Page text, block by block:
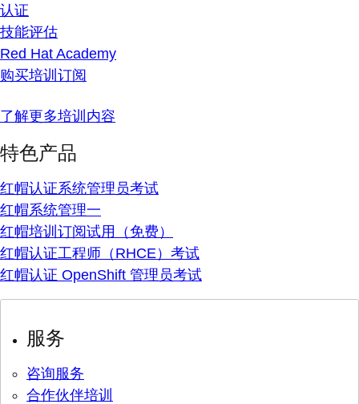
认证
技能评估
Red Hat Academy
购买培训订阅
了解更多培训内容
特色产品
红帽认证系统管理员考试
红帽系统管理一
红帽培训订阅试用（免费）
红帽认证工程师（RHCE）考试
红帽认证 OpenShift 管理员考试
服务
咨询服务
合作伙伴培训